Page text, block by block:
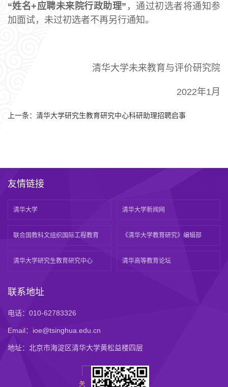
“姓名+应聘未来院行政助理” ，通过初选者将通知参
加面试，未过初选者不再另行通知。
清华大学未来教育与评价研究院
2022年1月
上一条： 清华大学研究生教育研究中心科研助理招聘启事
友情链接
清华大学 清华大学新闻网
联合国教科文组织国际工程教育 《清华大学教育研究》编辑部
清华大学研究生教育研究中心 清华高等教育论坛
联系地址
电话：010-62783326
Email：ioe@tsinghua.edu.cn
地址：北京市海淀区清华大学黄松益楼四层